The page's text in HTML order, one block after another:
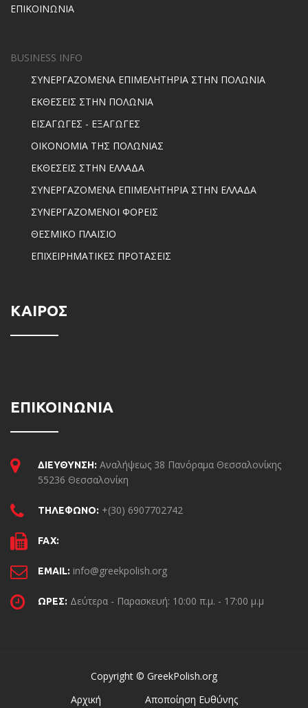
ΕΠΙΚΟΙΝΩΝΙΑ
BUSINESS INFO
ΣΥΝΕΡΓΑΖΟΜΕΝΑ ΕΠΙΜΕΛΗΤΗΡΙΑ ΣΤΗΝ ΠΟΛΩΝΙΑ
ΕΚΘΕΣΕΙΣ ΣΤΗΝ ΠΟΛΩΝΙΑ
ΕΙΣΑΓΩΓΕΣ - ΕΞΑΓΩΓΕΣ
ΟΙΚΟΝΟΜΙΑ ΤΗΣ ΠΟΛΩΝΙΑΣ
ΕΚΘΕΣΕΙΣ ΣΤΗΝ ΕΛΛΑΔΑ
ΣΥΝΕΡΓΑΖΟΜΕΝΑ ΕΠΙΜΕΛΗΤΗΡΙΑ ΣΤΗΝ ΕΛΛΑΔΑ
ΣΥΝΕΡΓΑΖΟΜΕΝΟΙ ΦΟΡΕΙΣ
ΘΕΣΜΙΚΟ ΠΛΑΙΣΙΟ
ΕΠΙΧΕΙΡΗΜΑΤΙΚΕΣ ΠΡΟΤΑΣΕΙΣ
ΚΑΙΡΟΣ
ΕΠΙΚΟΙΝΩΝΙΑ
ΔΙΕΥΘΥΝΣΗ: Αναλήψεως 38 Πανόραμα Θεσσαλονίκης
55236 Θεσσαλονίκη
ΤΗΛΕΦΩΝΟ: +(30) 6907702742
FAX:
EMAIL: info@greekpolish.org
ΩΡΕΣ: Δεύτερα - Παρασκευή: 10:00 π.μ. - 17:00 μ.μ
Copyright © GreekPolish.org
Αρχική
Αποποίηση Ευθύνης